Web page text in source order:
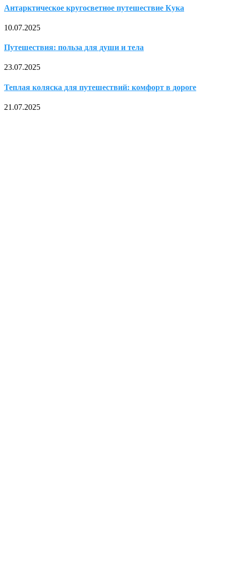
Антарктическое кругосветное путешествие Кука
10.07.2025
Путешествия: польза для души и тела
23.07.2025
Теплая коляска для путешествий: комфорт в дороге
21.07.2025